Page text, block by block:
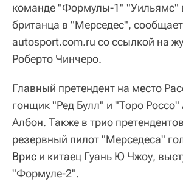
команде "Формулы-1" "Уильямс"
британца в "Мерседес", сообщает
autosport.com.ru со ссылкой на
Роберто Чинчеро.
Главный претендент на место
гонщик "Ред Булл" и "Торо Россо"
Албон. Также в трио
резервный пилот "Мерседеса"
Врис и китаец Гуань Ю Чжоу,
"Формуле-2".